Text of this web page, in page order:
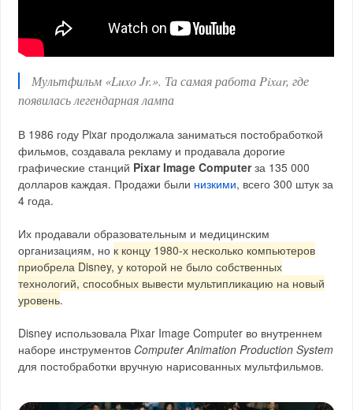
Мультфильм «Luxo Jr.». Та самая работа Pixar, где
появилась легендарная лампа
В 1986 году Pixar продолжала заниматься постобработкой
фильмов, создавала рекламу и продавала дорогие
графические станций Pixar Image Computerза 135 000
долларов каждая. Продажи были низкими, всего 300 штук за
4 года.
Их продавали образовательным и медицинским
организациям, но к концу 1980‑х несколько компьютеров
приобрела Disney, у которой не было собственных
технологий, способных вывести мультипликацию на новый
уровень.
Disney использовала Pixar Image Computer во внутреннем
наборе инструментов Computer Animation Production System
для постобработки вручную нарисованных мультфильмов.